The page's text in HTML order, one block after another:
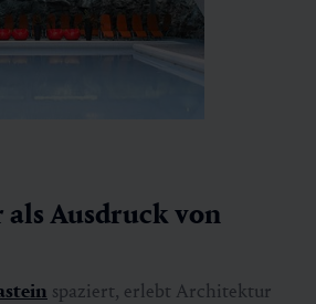
Ausdruck von
spaziert, erlebt Architektur